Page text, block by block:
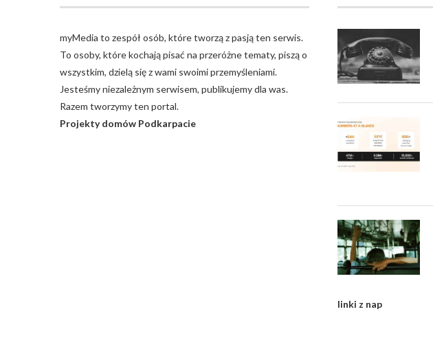
myMedia to zespół osób, które tworzą z pasją ten serwis.
To osoby, które kochają pisać na przeróżne tematy, piszą o
wszystkim, dzielą się z wami swoimi przemyśleniami.
Jesteśmy niezależnym serwisem, publikujemy dla was.
Razem tworzymy ten portal.
Projekty domów Podkarpacie
linki z nap